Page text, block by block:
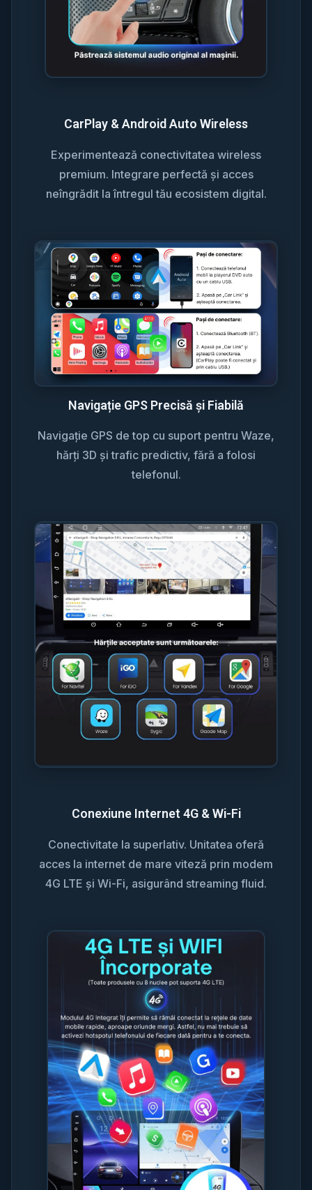
CarPlay & Android Auto Wireless
Experimentează conectivitatea wireless
premium. Integrare perfectă și acces
neîngrădit la întregul tău ecosistem digital.
Navigație GPS Precisă și Fiabilă
Navigație GPS de top cu suport pentru Waze,
hărți 3D și trafic predictiv, fără a folosi
telefonul.
Conexiune Internet 4G & Wi-Fi
Conectivitate la superlativ. Unitatea oferă
acces la internet de mare viteză prin modem
4G LTE și Wi-Fi, asigurând streaming fluid.